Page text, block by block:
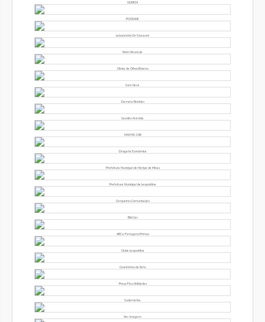
SICREDI
POCRANE
Laboratório Dr Giovanni
Hotel Alvorada
Clínica de Olhos Briceno
Sol e Neve
Damata Bebidas
Sacolão Avenida
MAX MG CAR
Drogaria Econômica
Prefeitura Municipal de Maripá de Minas
Prefeitura Municipal de Leopoldina
Cerqueiras Comunicação
Bibi Car
ABC e Ferragens Primus
Clube Leopoldina
Caseirinhos da Rafa
Preço Fixo Utilidades
Sudamerica
Ver-imagem